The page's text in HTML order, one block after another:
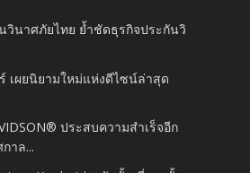
วินาศภัยไทย ย้ำชัดธุรกิจประกันวิ
เผยนิยามใหม่แห่งดีไซน์ล่าสุด
ประสบความสำเร็จอีก
าล...